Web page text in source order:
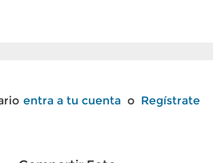
entra a tu cuenta o Regístrate